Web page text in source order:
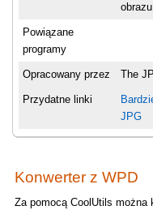
Powiązane
programy
Opracowany przez The
Przydatne linki
JPG
Konwerter z WPD
Za pomocą CoolUtils można